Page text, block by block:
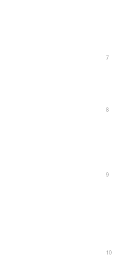
7
8
9
10